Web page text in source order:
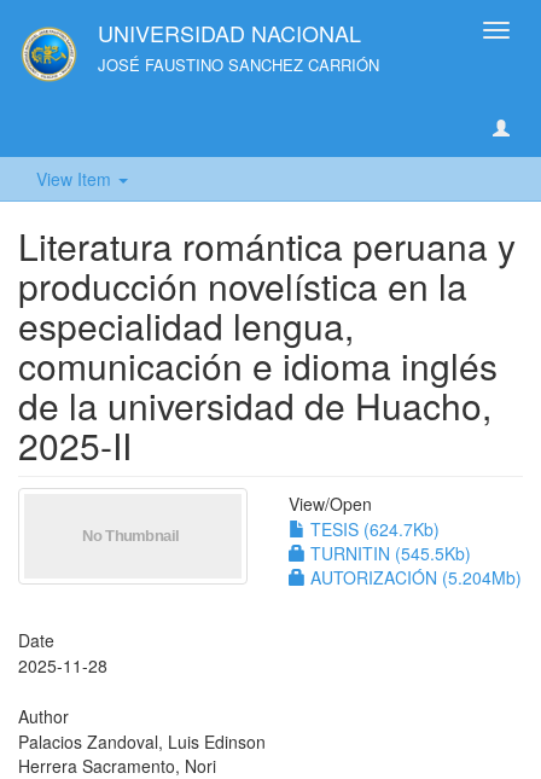
UNIVERSIDAD NACIONAL
JOSÉ FAUSTINO SANCHEZ CARRIÓN
View Item
Literatura romántica peruana y
producción novelística en la
especialidad lengua,
comunicación e idioma inglés
de la universidad de Huacho,
2025-II
View/Open
TESIS (624.7Kb)
TURNITIN (545.5Kb)
AUTORIZACIÓN (5.204Mb)
Date
2025-11-28
Author
Palacios Zandoval, Luis Edinson
Herrera Sacramento, Nori